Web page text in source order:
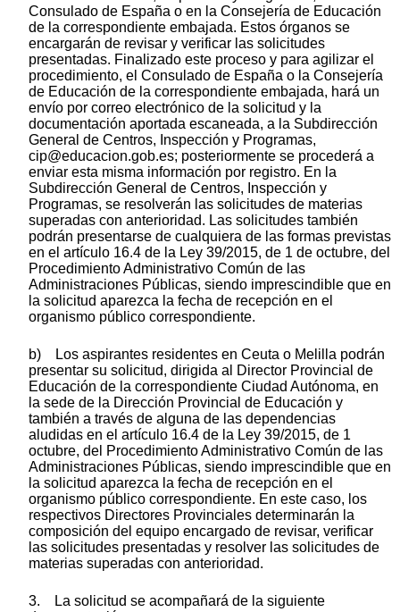
Consulado de España o en la Consejería de Educación
de la correspondiente embajada. Estos órganos se
encargarán de revisar y verificar las solicitudes
presentadas. Finalizado este proceso y para agilizar el
procedimiento, el Consulado de España o la Consejería
de Educación de la correspondiente embajada, hará un
envío por correo electrónico de la solicitud y la
documentación aportada escaneada, a la Subdirección
General de Centros, Inspección y Programas,
cip@educacion.gob.es; posteriormente se procederá a
enviar esta misma información por registro. En la
Subdirección General de Centros, Inspección y
Programas, se resolverán las solicitudes de materias
superadas con anterioridad. Las solicitudes también
podrán presentarse de cualquiera de las formas previstas
en el artículo 16.4 de la Ley 39/2015, de 1 de octubre, del
Procedimiento Administrativo Común de las
Administraciones Públicas, siendo imprescindible que en
la solicitud aparezca la fecha de recepción en el
organismo público correspondiente.
b) Los aspirantes residentes en Ceuta o Melilla podrán
presentar su solicitud, dirigida al Director Provincial de
Educación de la correspondiente Ciudad Autónoma, en
la sede de la Dirección Provincial de Educación y
también a través de alguna de las dependencias
aludidas en el artículo 16.4 de la Ley 39/2015, de 1
octubre, del Procedimiento Administrativo Común de las
Administraciones Públicas, siendo imprescindible que en
la solicitud aparezca la fecha de recepción en el
organismo público correspondiente. En este caso, los
respectivos Directores Provinciales determinarán la
composición del equipo encargado de revisar, verificar
las solicitudes presentadas y resolver las solicitudes de
materias superadas con anterioridad.
3. La solicitud se acompañará de la siguiente